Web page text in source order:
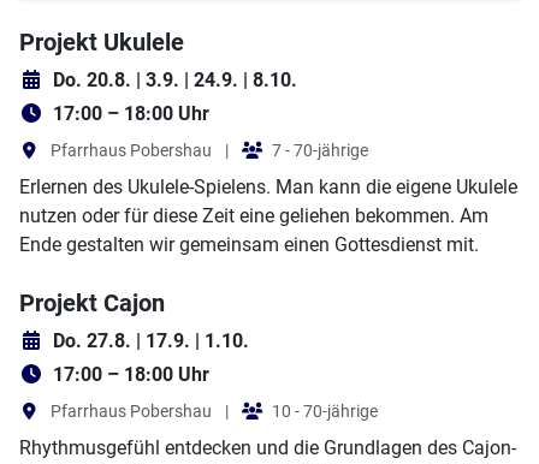
Projekt Ukulele
Do. 20.8. | 3.9. | 24.9. | 8.10.
17:00 – 18:00 Uhr
Pfarrhaus Pobershau | 7 - 70-jährige
Erlernen des Ukulele-Spielens. Man kann die eigene Ukulele
nutzen oder für diese Zeit eine geliehen bekommen. Am
Ende gestalten wir gemeinsam einen Gottesdienst mit.
Projekt Cajon
Do. 27.8. | 17.9. | 1.10.
17:00 – 18:00 Uhr
Pfarrhaus Pobershau | 10 - 70-jährige
Rhythmusgefühl entdecken und die Grundlagen des Cajon-